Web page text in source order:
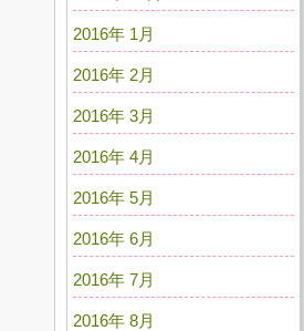
2016年 1月
2016年 2月
2016年 3月
2016年 4月
2016年 5月
2016年 6月
2016年 7月
2016年 8月